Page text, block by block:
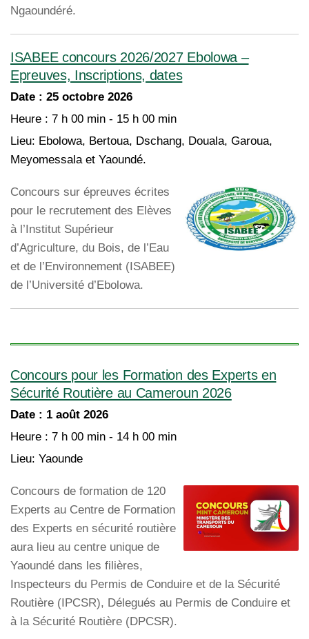
Ngaoundéré.
ISABEE concours 2026/2027 Ebolowa –
Epreuves, Inscriptions, dates
Date : 25 octobre 2026
Heure : 7 h 00 min - 15 h 00 min
Lieu: Ebolowa, Bertoua, Dschang, Douala, Garoua,
Meyomessala et Yaoundé.
Concours sur épreuves écrites
pour le recrutement des Elèves
à l’Institut Supérieur
d’Agriculture, du Bois, de l’Eau
et de l’Environnement (ISABEE)
de l’Université d’Ebolowa.
Concours pour les Formation des Experts en
Sécurité Routière au Cameroun 2026
Date : 1 août 2026
Heure : 7 h 00 min - 14 h 00 min
Lieu: Yaounde
Concours de formation de 120
Experts au Centre de Formation
des Experts en sécurité routière
aura lieu au centre unique de
Yaoundé dans les filières,
Inspecteurs du Permis de Conduire et de la Sécurité
Routière (IPCSR), Délegués au Permis de Conduire et
à la Sécurité Routière (DPCSR).